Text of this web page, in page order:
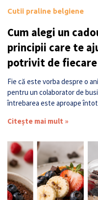
Cutii praline belgiene
Cum alegi un
principii care te
potrivit de
Fie că este vorba despre o
pentru un colaborator de
întrebarea este aproape
Citește mai mult »